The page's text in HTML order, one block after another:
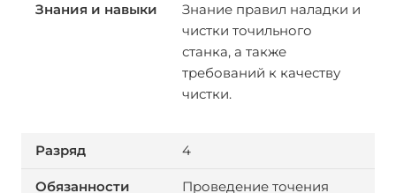
Знание правил наладки и
чистки точильного
станка, а также
требований к качеству
чистки.
4
Проведение точения